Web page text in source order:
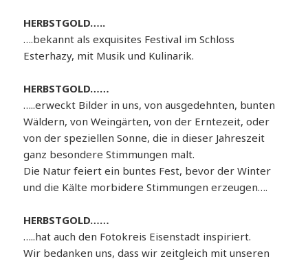
HERBSTGOLD…..
….bekannt als exquisites Festival im Schloss
Esterhazy, mit Musik und Kulinarik.
HERBSTGOLD……
…..erweckt Bilder in uns, von ausgedehnten, bunten
Wäldern, von Weingärten, von der Erntezeit, oder
von der speziellen Sonne, die in dieser Jahreszeit
ganz besondere Stimmungen malt.
Die Natur feiert ein buntes Fest, bevor der Winter
und die Kälte morbidere Stimmungen erzeugen….
HERBSTGOLD……
…..hat auch den Fotokreis Eisenstadt inspiriert.
Wir bedanken uns, dass wir zeitgleich mit unseren